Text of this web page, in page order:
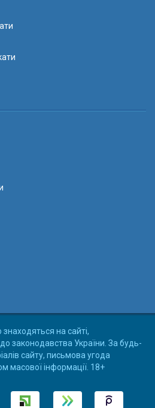
на сайті,
законодавства України. За будь-
сайту, письмова угода
масової інформації. 18+